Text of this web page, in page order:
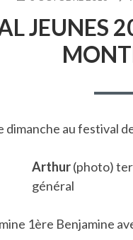
JEUNES
dimanche au festival
Arthur(photo)
général
1ère Benjamine